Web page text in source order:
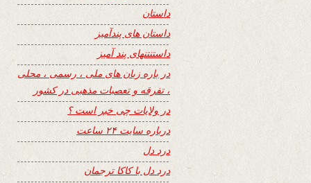
داستان
داستان های پندآمیز
داستنتنهای پند آمیز
در باره زبان های ملی ، رسمی ، محلی
، تفرقه و تعصبات مذهبی در کشور
در ولایات چی خبر است ؟
درباره سایت ۲۴ ساعت
درد دل
درد دل با کاکا ترجمان